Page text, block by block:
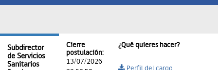
Subdirector
de Servicios
Sanitarios
Cierre
postulación:
13/07/2026
¿Qué quieres hacer?
Perfil del cargo